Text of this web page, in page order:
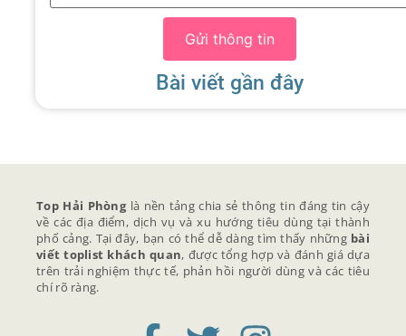
Gửi thông tin
Bài viết gần đây
Top Hải Phònglà nền tảng chia sẻ thông tin đáng tin cậy
về các địa điểm, dịch vụ và xu hướng tiêu dùng tại thành
phố cảng. Tại đây, bạn có thể dễ dàng tìm thấy những bài
viết toplist khách quan, được tổng hợp và đánh giá dựa
trên trải nghiệm thực tế, phản hồi người dùng và các tiêu
chí rõ ràng.